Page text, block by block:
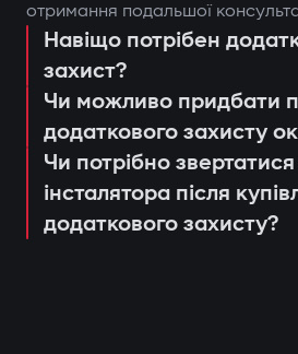
отримання подальшої
Навіщо потрібен
захист?
Чи можливо придбати
додаткового захисту
Чи потрібно
інсталятора після
додаткового захисту?